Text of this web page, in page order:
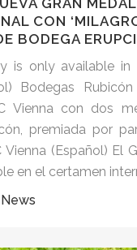
CON
BODEGA
is only available in
Bodegas
Vienna con dos
premiada por
Vienna (Español) El
en el certamen
News